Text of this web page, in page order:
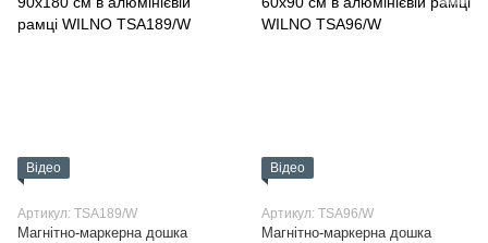
Відео
Артикул: TSA189/W
Магнітно-маркерна дошка
Відео
Артикул: TSA96/W
Магнітно-маркерна дошка